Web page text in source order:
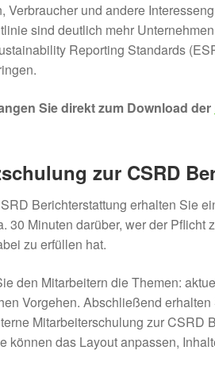
und andere
sind deutlich mehr
Reporting Standards
Sie direkt zum Download der
zur CSRD
Berichterstattung erhalten Sie
30 Minuten darüber, wer der
zu erfüllen hat.
den Mitarbeitern die Themen:
Vorgehen. Abschließend
Mitarbeiterschulung zur
können das Layout anpassen,